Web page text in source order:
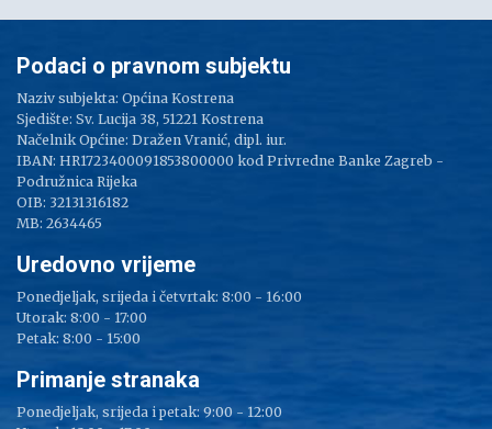
Podaci o pravnom subjektu
Naziv subjekta: Općina Kostrena
Sjedište: Sv. Lucija 38, 51221 Kostrena
Načelnik Općine: Dražen Vranić, dipl. iur.
IBAN: HR1723400091853800000 kod Privredne Banke Zagreb -
Podružnica Rijeka
OIB: 32131316182
MB: 2634465
Uredovno vrijeme
Ponedjeljak, srijeda i četvrtak: 8:00 - 16:00
Utorak: 8:00 - 17:00
Petak: 8:00 - 15:00
Primanje stranaka
Ponedjeljak, srijeda i petak: 9:00 - 12:00